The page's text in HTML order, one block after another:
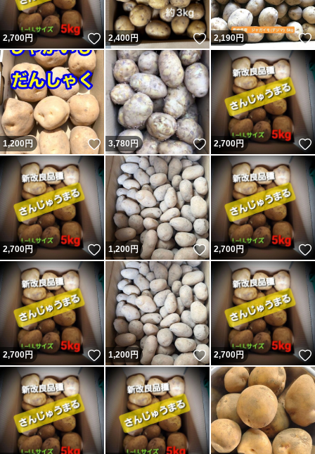
2,700円 いいね！
2,400円 いいね！
2,190円
1,200円 いいね！
3,780円 いいね！
2,700円
2,700円 いいね！
1,200円 いいね！
2,700円
2,700円 いいね！
1,200円 いいね！
2,700円